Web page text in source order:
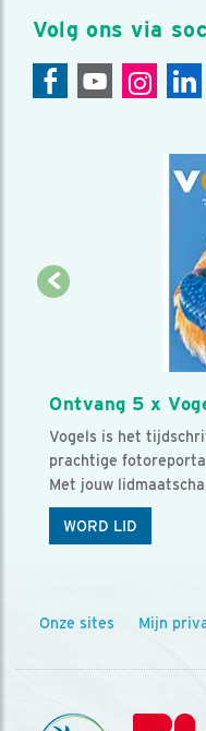
Volg ons via
Ontvang 5 x
Vogels is het
prachtige
Met jouw
WORD LID
Onze sites Mijn